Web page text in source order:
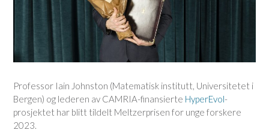
Professor Iain Johnston (Matematisk institutt, Universitetet i
Bergen) og lederen av CAMRIA-finansierte HyperEvol-
prosjektet har blitt tildelt Meltzerprisen for unge forskere
2023.